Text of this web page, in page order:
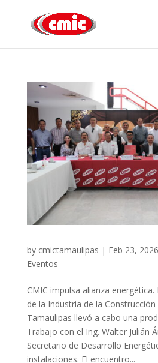
by cmictamaulipas | Feb 23, 2026
Eventos
CMIC impulsa alianza
de la Industria de la
Tamaulipas llevó a cabo una
Trabajo con el Ing. Walter Julián
Secretario de Desarrollo
instalaciones. El encuentro...